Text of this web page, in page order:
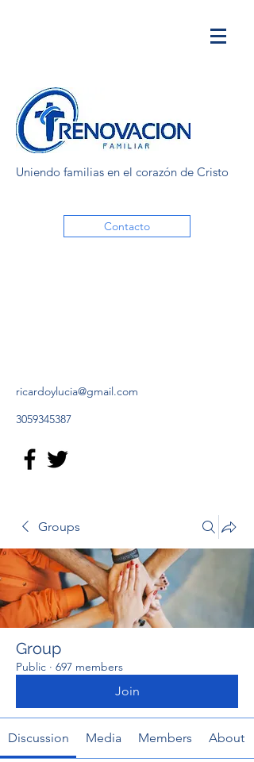
Uniendo familias en el corazón de Cristo
Contacto
ricardoylucia@gmail.com
3059345387
Groups
Group
Public · 697 members
Join
Discussion Media Members About